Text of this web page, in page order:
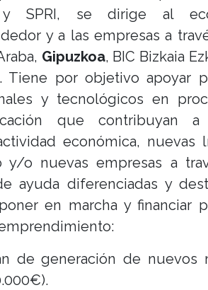
y SPRI, se dirige al
y a las empresas a
Gipuzkoa, BIC Bizkaia
Tiene por objetivo apoyar
y tecnológicos en
que contribuyan a
económica, nuevas
y/o nuevas empresas a
ayuda diferenciadas y
en marcha y financiar
de generación de nuevos